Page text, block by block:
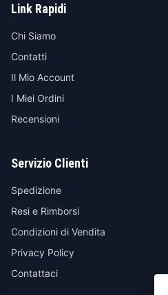
Link Rapidi
Chi Siamo
Contatti
Il Mio Account
I Miei Ordini
Recensioni
Servizio Clienti
Spedizione
Resi e Rimborsi
Condizioni di Vendita
Privacy Policy
Contattaci